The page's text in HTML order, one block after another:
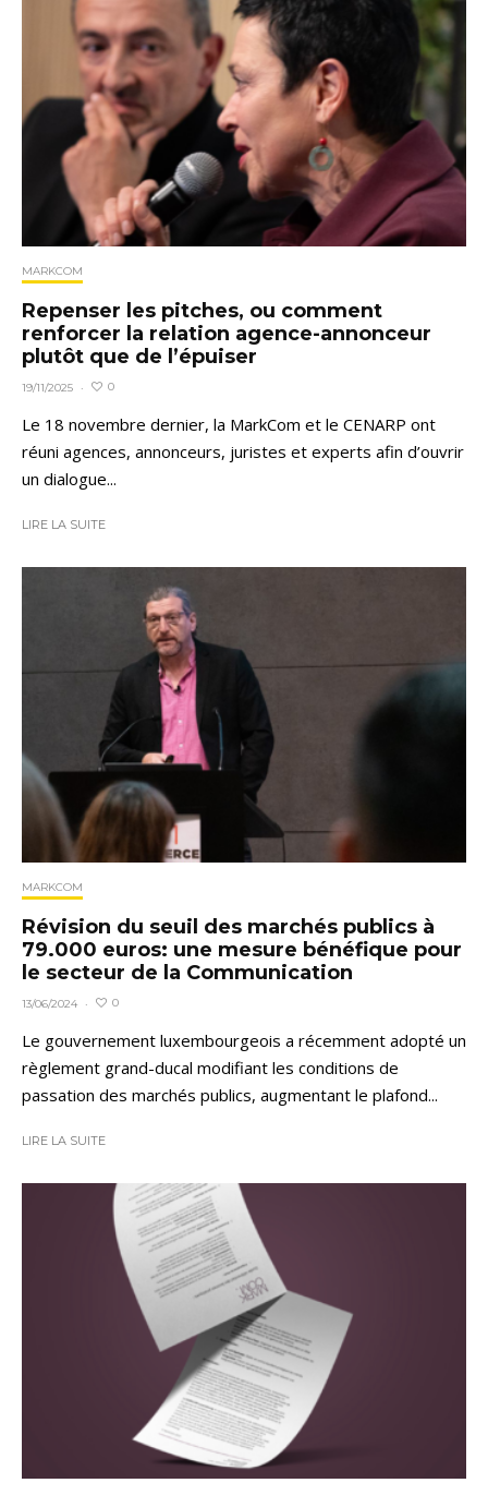
MARKCOM
Repenser les pitches, ou comment
renforcer la relation agence-annonceur
plutôt que de l’épuiser
19/11/2025 · 0
Le 18 novembre dernier, la MarkCom et le CENARP ont
réuni agences, annonceurs, juristes et experts afin d’ouvrir
un dialogue...
LIRE LA SUITE
MARKCOM
Révision du seuil des marchés publics à
79.000 euros: une mesure bénéfique pour
le secteur de la Communication
13/06/2024 · 0
Le gouvernement luxembourgeois a récemment adopté un
règlement grand-ducal modifiant les conditions de
passation des marchés publics, augmentant le plafond...
LIRE LA SUITE